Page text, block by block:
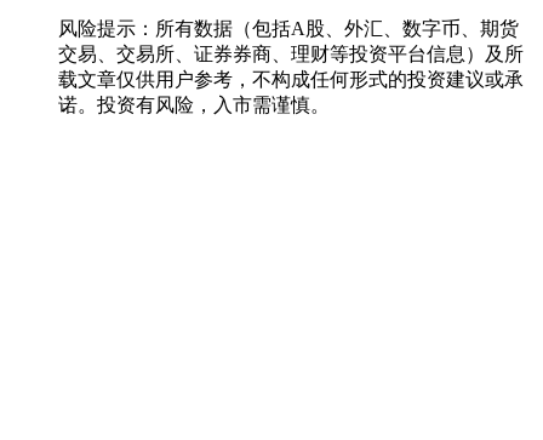
风险提示：所有数据（包括A股、外汇、数字币、期货
交易、交易所、证券券商、理财等投资平台信息）及所
载文章仅供用户参考，不构成任何形式的投资建议或承
诺。投资有风险，入市需谨慎。